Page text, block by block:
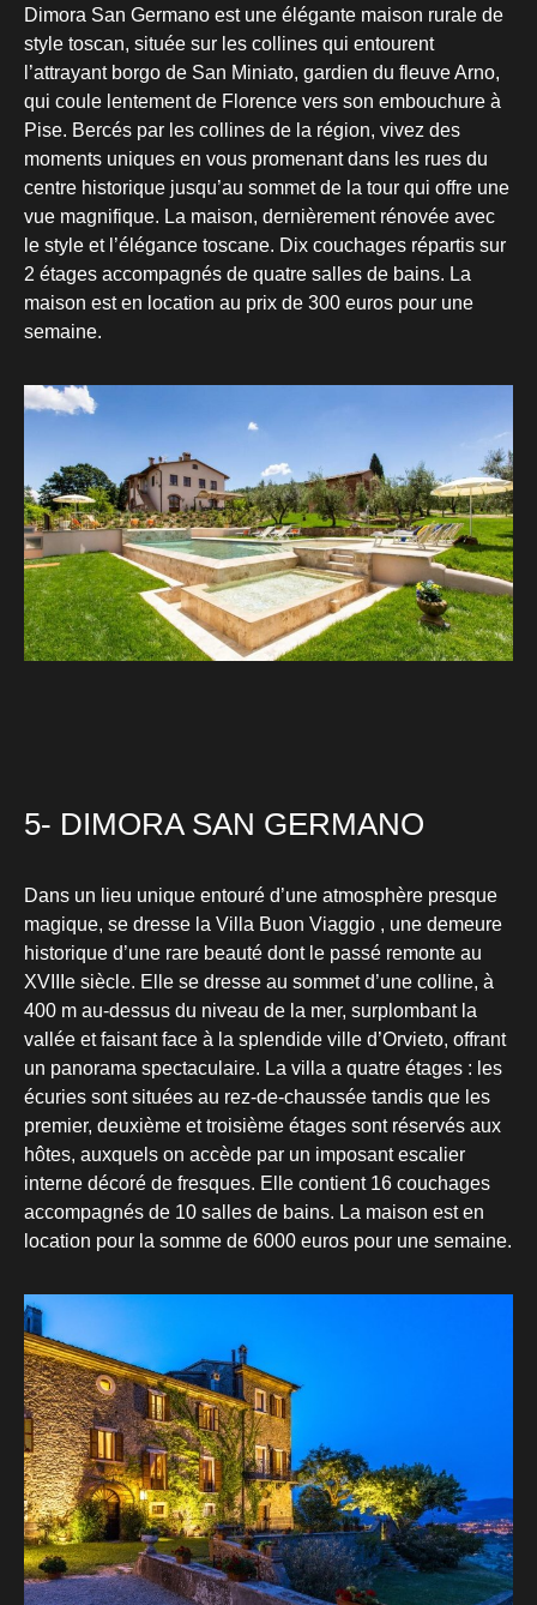
Dimora San Germano est une élégante maison rurale de
style toscan, située sur les collines qui entourent
l’attrayant borgo de San Miniato, gardien du fleuve Arno,
qui coule lentement de Florence vers son embouchure à
Pise. Bercés par les collines de la région, vivez des
moments uniques en vous promenant dans les rues du
centre historique jusqu’au sommet de la tour qui offre une
vue magnifique. La maison, dernièrement rénovée avec
le style et l’élégance toscane. Dix couchages répartis sur
2 étages accompagnés de quatre salles de bains. La
maison est en location au prix de 300 euros pour une
semaine.
5- DIMORA SAN GERMANO
Dans un lieu unique entouré d’une atmosphère presque
magique, se dresse la Villa Buon Viaggio , une demeure
historique d’une rare beauté dont le passé remonte au
XVIIIe siècle. Elle se dresse au sommet d’une colline, à
400 m au-dessus du niveau de la mer, surplombant la
vallée et faisant face à la splendide ville d’Orvieto, offrant
un panorama spectaculaire. La villa a quatre étages : les
écuries sont situées au rez-de-chaussée tandis que les
premier, deuxième et troisième étages sont réservés aux
hôtes, auxquels on accède par un imposant escalier
interne décoré de fresques. Elle contient 16 couchages
accompagnés de 10 salles de bains. La maison est en
location pour la somme de 6000 euros pour une semaine.